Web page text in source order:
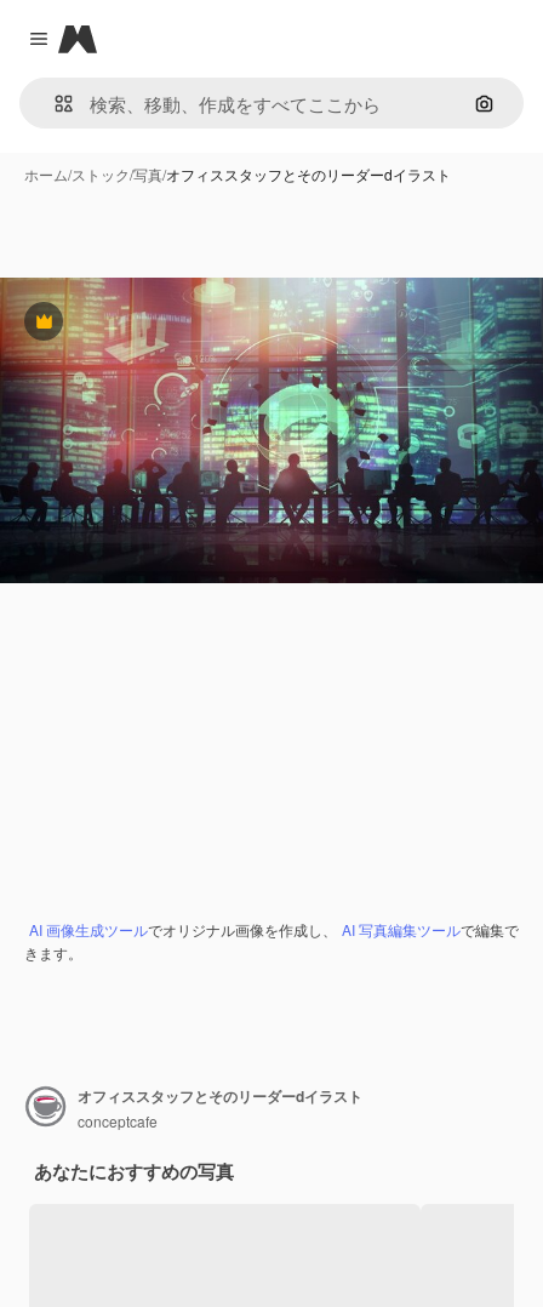
Close menu
Magnific
画像で
ホーム/ストック/写真/オフィススタッフとそのリーダーdイラスト
Premium
AI 画像生成ツールでオリジナル画像を作成し、 AI 写真編集ツールで編集で
きます。
オフィススタッフとそのリーダーdイラスト
conceptcafe
あなたにおすすめの写真